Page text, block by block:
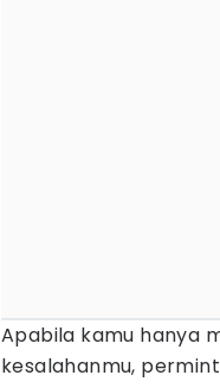
Apabila kamu hanya
kesalahanmu,